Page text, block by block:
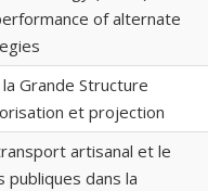
of alternate
Grande Structure
et projection
artisanal et le
dans la